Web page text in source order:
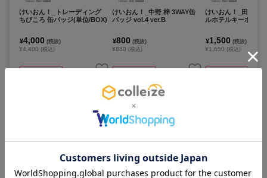
けいおん！_トレーディング
ちびころ 缶バッジ(単位/BOX)
¥4,000 (税抜)
¥4,400 (税込)
けいおん！_中野 梓 3WAY缶
バッジ vol.4 ver.B
¥800 (税抜)
¥880 (税込)
カートに追加
けいおん！_田井中
ルホテルキーホルダ
¥1,500 (税抜)
¥1,650 (税込)